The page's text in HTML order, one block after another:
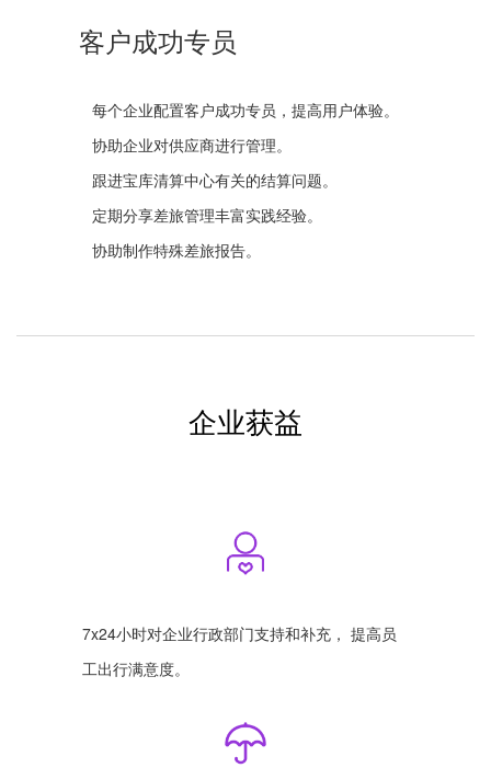
客户成功专员
每个企业配置客户成功专员，提高用户体验。
协助企业对供应商进行管理。
跟进宝库清算中心有关的结算问题。
定期分享差旅管理丰富实践经验。
协助制作特殊差旅报告。
企业获益
7x24小时对企业行政部门支持和补充， 提高员
工出行满意度。